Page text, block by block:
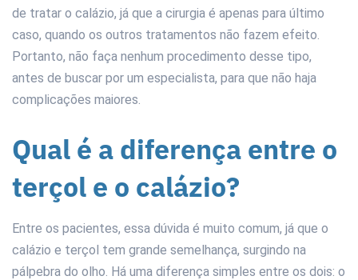
de tratar o calázio, já que a cirurgia é apenas para último
caso, quando os outros tratamentos não fazem efeito.
Portanto, não faça nenhum procedimento desse tipo,
antes de buscar por um especialista, para que não haja
complicações maiores.
Qual é a diferença entre o
terçol e o calázio?
Entre os pacientes, essa dúvida é muito comum, já que o
calázio e terçol tem grande semelhança, surgindo na
pálpebra do olho. Há uma diferença simples entre os dois: o